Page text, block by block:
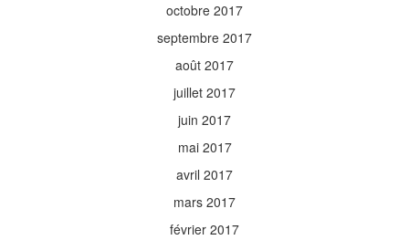
octobre 2017
septembre 2017
août 2017
juillet 2017
juin 2017
mai 2017
avril 2017
mars 2017
février 2017